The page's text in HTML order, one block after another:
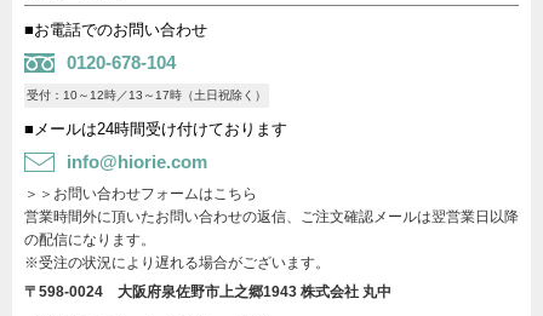
■お電話でのお問い合わせ
0120-678-104
受付：10～12時／13～17時（土日祝除く）
■メールは24時間受け付けております
info@hiorie.com
＞＞お問い合わせフォームはこちら
営業時間外に頂いたお問い合わせの返信、ご注文確認メールは翌営業日以降
の配信になります。
※受注の状況により遅れる場合がございます。
〒598-0024 大阪府泉佐野市上之郷1943 株式会社 丸中